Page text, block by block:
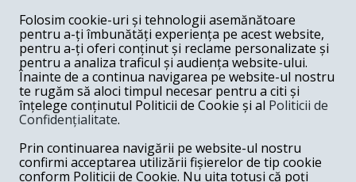
COMENTARII
Nume
Email
Folosim cookie-uri și tehnologii asemănătoare
pentru a-ți îmbunătăți experiența pe acest website,
pentru a-ți oferi conținut și reclame personalizate și
pentru a analiza traficul și audiența website-ului.
Înainte de a continua navigarea pe website-ul nostru
te rugăm să aloci timpul necesar pentru a citi și
înțelege conținutul Politicii de Cookie și al Politicii de
Confidențialitate.
Prin continuarea navigării pe website-ul nostru
confirmi acceptarea utilizării fișierelor de tip cookie
conform Politicii de Cookie. Nu uita totuși că poți